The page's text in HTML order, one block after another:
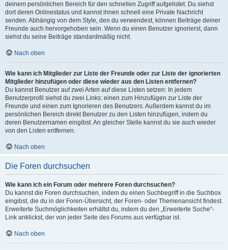
deinem persönlichen Bereich für den schnellen Zugriff aufgelistet. Du siehst
dort deren Onlinestatus und kannst ihnen schnell eine Private Nachricht
senden. Abhängig von dem Style, den du verwendest, können Beiträge deiner
Freunde auch hervorgehoben sein. Wenn du einen Benutzer ignorierst, dann
siehst du seine Beiträge standardmäßig nicht.
Nach oben
Wie kann ich Mitglieder zur Liste der Freunde oder zur Liste der ignorierten
Mitglieder hinzufügen oder diese wieder aus den Listen entfernen?
Du kannst Benutzer auf zwei Arten auf diese Listen setzen: In jedem
Benutzerprofil siehst du zwei Links: einen zum Hinzufügen zur Liste der
Freunde und einen zum Ignorieren des Benutzers. Außerdem kannst du im
persönlichen Bereich direkt Benutzer zu den Listen hinzufügen, indem du
deren Benutzernamen eingibst. An gleicher Stelle kannst du sie auch wieder
von den Listen entfernen.
Nach oben
Die Foren durchsuchen
Wie kann ich ein Forum oder mehrere Foren durchsuchen?
Du kannst die Foren durchsuchen, indem du einen Suchbegriff in die Suchbox
eingibst, die du in der Foren-Übersicht, der Foren- oder Themenansicht findest.
Erweiterte Suchmöglichkeiten erhältst du, indem du den „Erweiterte Suche“-
Link anklickst, der von jeder Seite des Forums aus verfügbar ist.
Nach oben